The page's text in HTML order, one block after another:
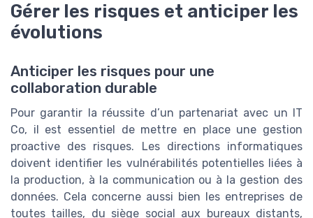
Gérer les risques et anticiper les
évolutions
Anticiper les risques pour une
collaboration durable
Pour garantir la réussite d’un partenariat avec un IT
Co, il est essentiel de mettre en place une gestion
proactive des risques. Les directions informatiques
doivent identifier les vulnérabilités potentielles liées à
la production, à la communication ou à la gestion des
données. Cela concerne aussi bien les entreprises de
toutes tailles, du siège social aux bureaux distants,